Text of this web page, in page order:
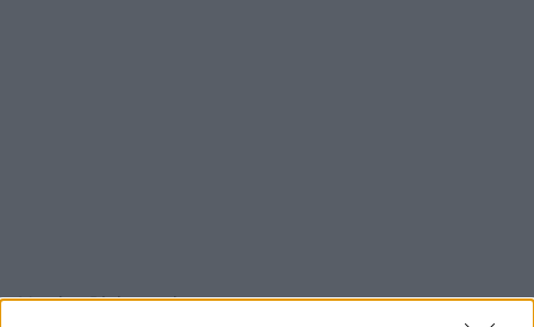
Verslas Rinkos pulsas